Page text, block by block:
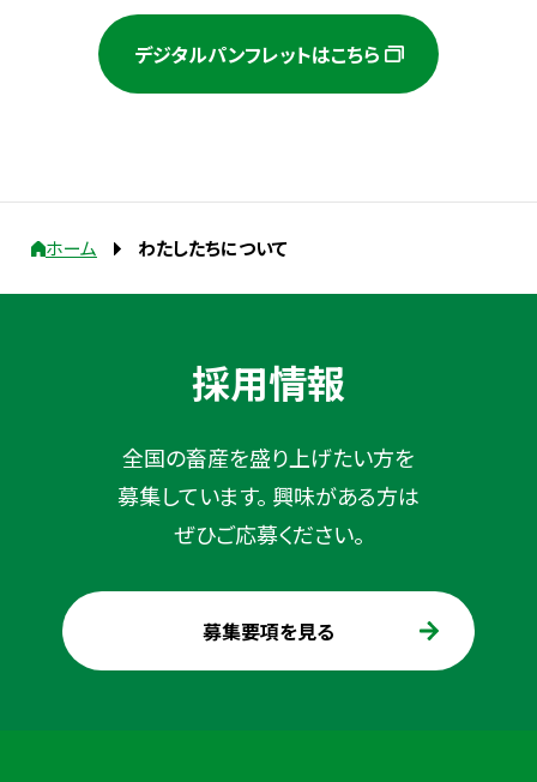
デジタルパンフレットはこちら
ホーム わたしたちについて
採用情報
全国の畜産を盛り上げたい方を
募集しています。 興味がある方は
ぜひご応募ください。
募集要項を見る